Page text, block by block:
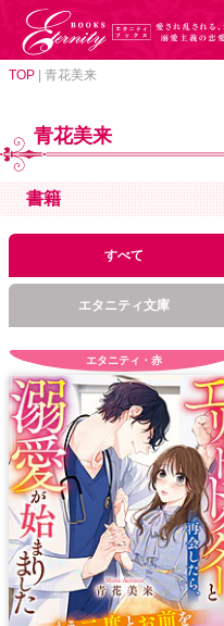
TOP 青花美来
青花美来
書籍
すべて
エタニティ文庫
エタニティ・赤